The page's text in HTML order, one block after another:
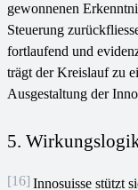
gewonnenen
Steuerung
fortlaufend und
trägt der Kreislauf zu
Ausgestaltung der
5.
[16] Innosuisse stützt